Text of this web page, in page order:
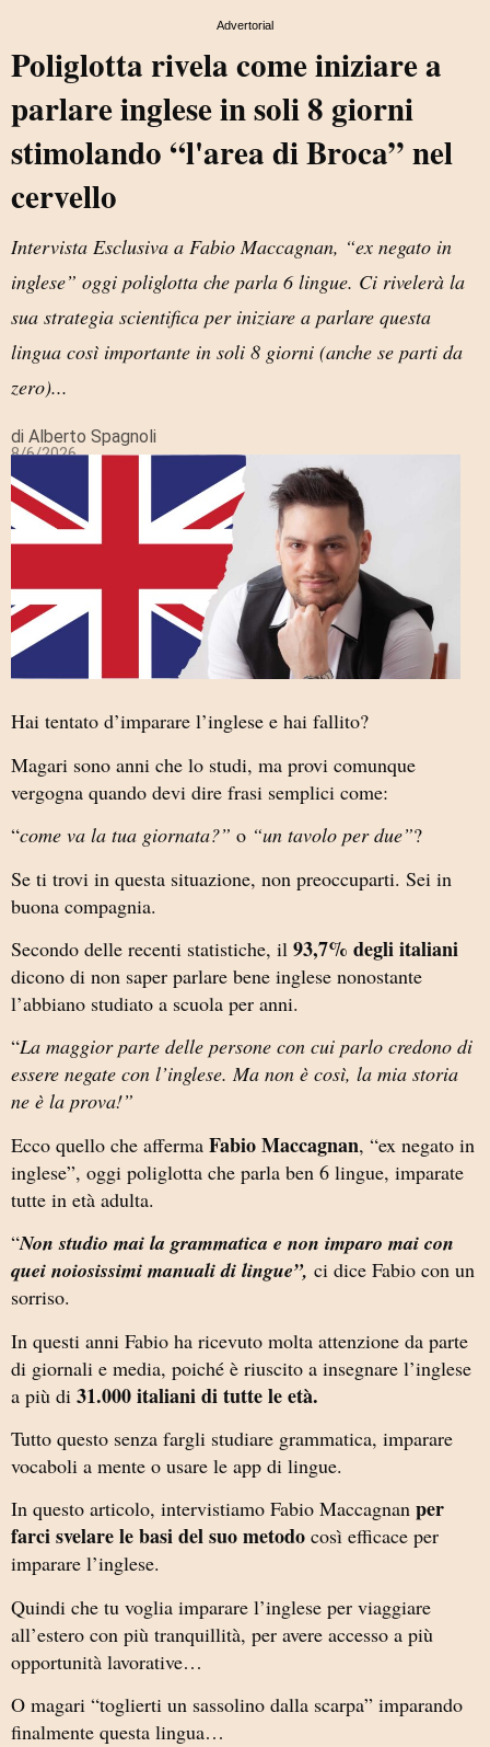
Advertorial
Poliglotta rivela come iniziare a
parlare inglese in soli 8 giorni
stimolando “l'area di Broca” nel
cervello
Intervista Esclusiva a Fabio Maccagnan, “ex negato in
inglese” oggi poliglotta che parla 6 lingue. Ci rivelerà la
sua strategia scientifica per iniziare a parlare questa
lingua così importante in soli 8 giorni (anche se parti da
zero)...
di Alberto Spagnoli
8/6/2026
Hai tentato d’imparare l’inglese e hai fallito?
Magari sono anni che lo studi, ma provi comunque
vergogna quando devi dire frasi semplici come:
“come va la tua giornata?” o “un tavolo per due”?
Se ti trovi in questa situazione, non preoccuparti. Sei in
buona compagnia.
Secondo delle recenti statistiche, il 93,7% degli italiani
dicono di non saper parlare bene inglese nonostante
l’abbiano studiato a scuola per anni.
“La maggior parte delle persone con cui parlo credono di
essere negate con l’inglese. Ma non è così, la mia storia
ne è la prova!”
Ecco quello che afferma Fabio Maccagnan, “ex negato in
inglese”, oggi poliglotta che parla ben 6 lingue, imparate
tutte in età adulta.
“Non studio mai la grammatica e non imparo mai con
quei noiosissimi manuali di lingue”, ci dice Fabio con un
sorriso.
In questi anni Fabio ha ricevuto molta attenzione da parte
di giornali e media, poiché è riuscito a insegnare l’inglese
a più di 31.000 italiani di tutte le età.
Tutto questo senza fargli studiare grammatica, imparare
vocaboli a mente o usare le app di lingue.
In questo articolo, intervistiamo Fabio Maccagnan per
farci svelare le basi del suo metodo così efficace per
imparare l’inglese.
Quindi che tu voglia imparare l’inglese per viaggiare
all’estero con più tranquillità, per avere accesso a più
opportunità lavorative…
O magari “toglierti un sassolino dalla scarpa” imparando
finalmente questa lingua…